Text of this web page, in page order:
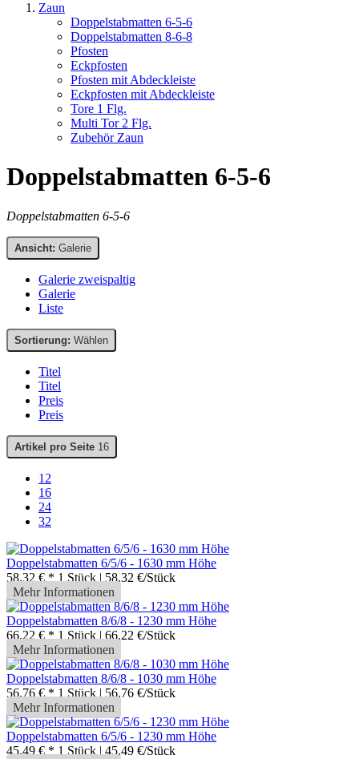
Zaun
Doppelstabmatten 6-5-6
Doppelstabmatten 8-6-8
Pfosten
Eckpfosten
Pfosten mit Abdeckleiste
Eckpfosten mit Abdeckleiste
Tore 1 Flg.
Multi Tor 2 Flg.
Zubehör Zaun
Doppelstabmatten 6-5-6
Doppelstabmatten 6-5-6
Ansicht: Galerie
Galerie zweispaltig
Galerie
Liste
Sortierung: Wählen
Titel
Titel
Preis
Preis
Artikel pro Seite 16
12
16
24
32
Doppelstabmatten 6/5/6 - 1630 mm Höhe
58,32 € * 1 Stück | 58,32 €/Stück
Mehr Informationen
Doppelstabmatten 8/6/8 - 1230 mm Höhe
66,22 € * 1 Stück | 66,22 €/Stück
Mehr Informationen
Doppelstabmatten 8/6/8 - 1030 mm Höhe
56,76 € * 1 Stück | 56,76 €/Stück
Mehr Informationen
Doppelstabmatten 6/5/6 - 1230 mm Höhe
45,49 € * 1 Stück | 45,49 €/Stück